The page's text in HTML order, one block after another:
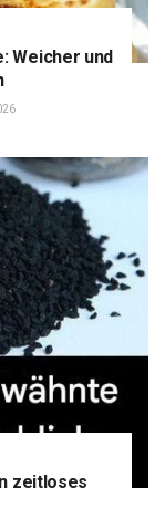
Weicher und
zeitloses